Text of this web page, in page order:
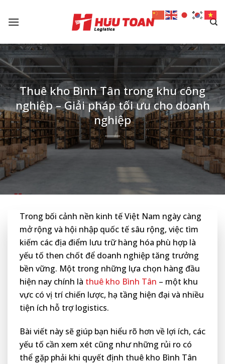
Thuê kho Bình Tân trong khu công
nghiệp – Giải pháp tối ưu cho doanh
nghiệp
Trong bối cảnh nền kinh tế Việt Nam ngày càng
mở rộng và hội nhập quốc tế sâu rộng, việc tìm
kiếm các địa điểm lưu trữ hàng hóa phù hợp là
yếu tố then chốt để doanh nghiệp tăng trưởng
bền vững. Một trong những lựa chọn hàng đầu
hiện nay chính là thuê kho Bình Tân – một khu
vực có vị trí chiến lược, hạ tầng hiện đại và nhiều
tiện ích hỗ trợ logistics.
Bài viết này sẽ giúp bạn hiểu rõ hơn về lợi ích, các
yếu tố cần xem xét cũng như những rủi ro có
thể gặp phải khi quyết định thuê kho Bình Tân